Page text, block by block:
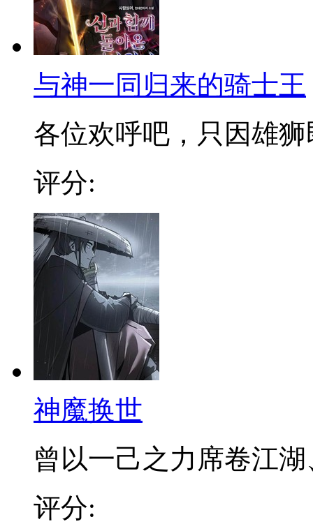
与神一同归来的骑士王
各位欢呼吧，只因雄狮
评分:
神魔换世
曾以一己之力席卷江湖
评分: